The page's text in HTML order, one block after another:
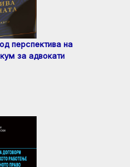
перспектива на
за адвокати